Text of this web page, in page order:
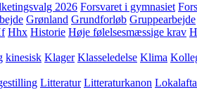
2026 Forsvaret i gymnasiet
Grønland Grundforløb Gruppearbejde
Hhx Historie Høje følelsesmæssige krav
kinesisk Klager Klasseledelse Klima
Litteratur Litteraturkanon